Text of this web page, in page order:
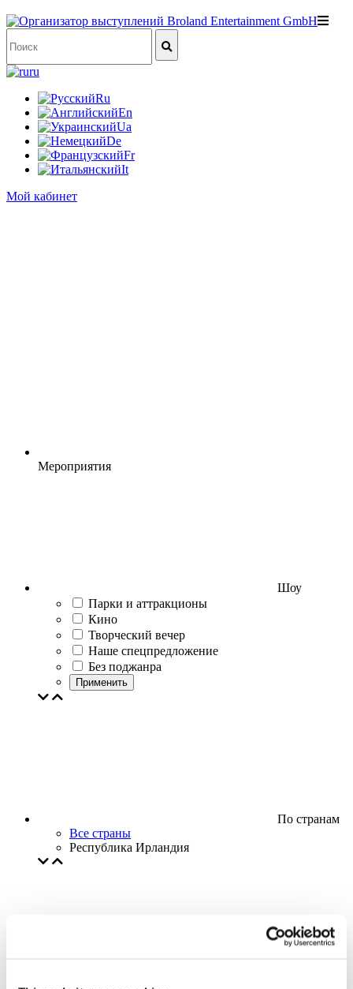
ru
Ru
En
Ua
De
Fr
It
Мой кабинет
Мероприятия
Шоу
Парки и аттракционы
Кино
Творческий вечер
Наше спецпредложение
Без поджанра
Применить
По странам
Все страны
Республика Ирландия